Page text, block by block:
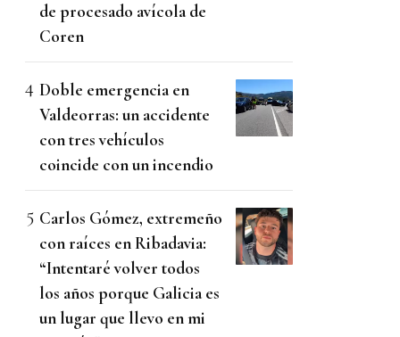
de procesado avícola de
Coren
Doble emergencia en
Valdeorras: un accidente
con tres vehículos
coincide con un incendio
Carlos Gómez, extremeño
con raíces en Ribadavia:
“Intentaré volver todos
los años porque Galicia es
un lugar que llevo en mi